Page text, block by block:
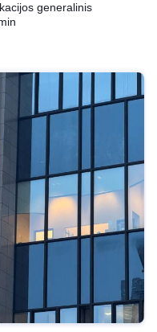
generalinis